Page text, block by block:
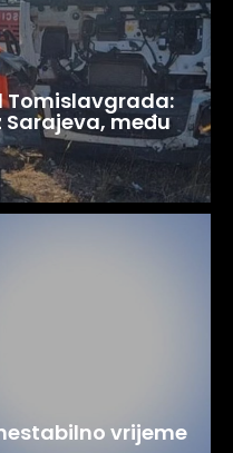
Tomislavgrada:
Sarajeva, među
vrijeme